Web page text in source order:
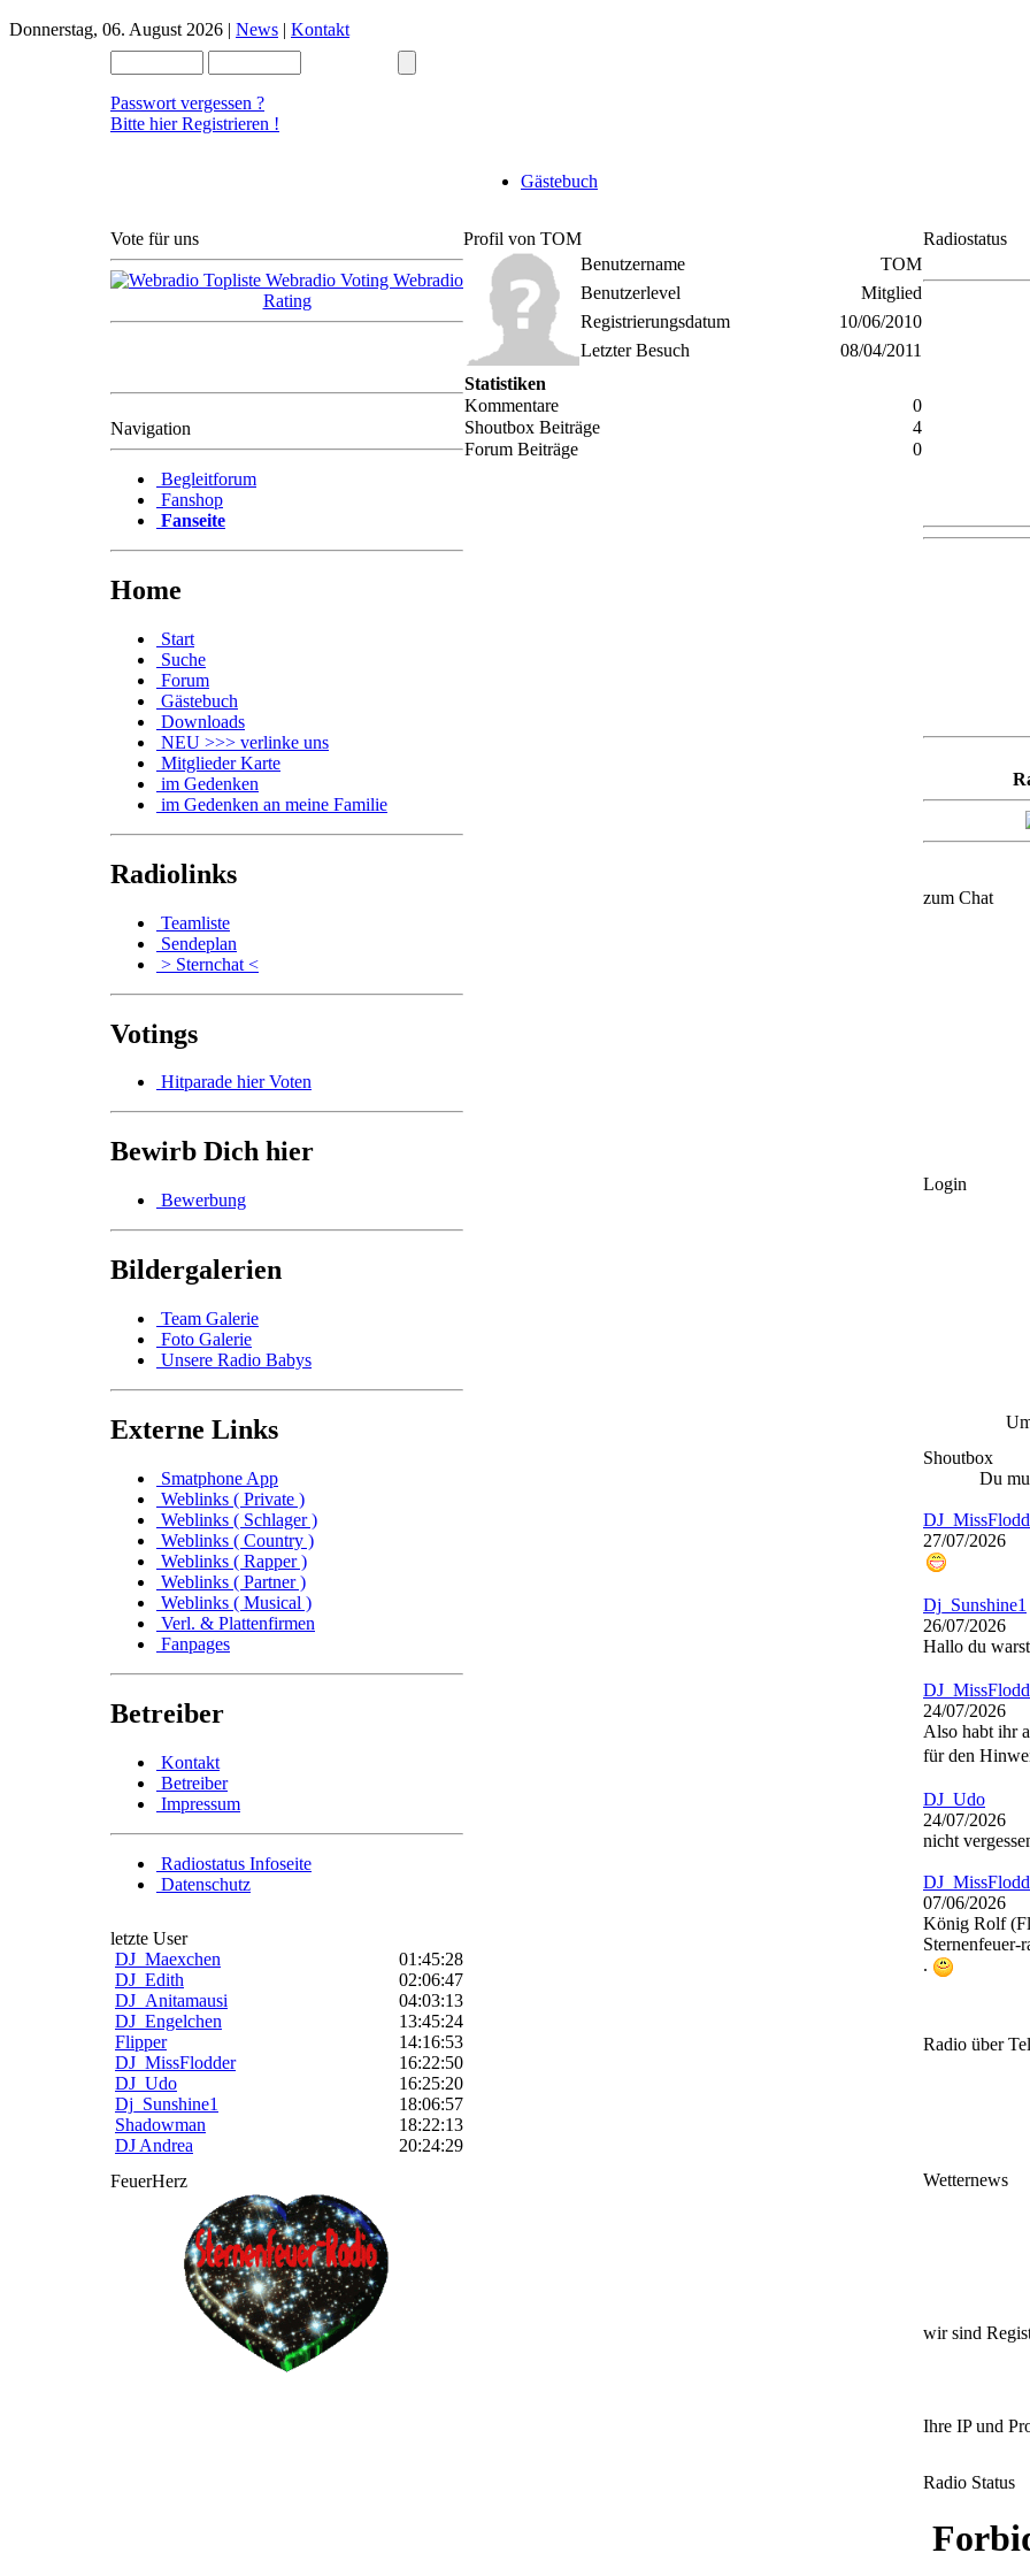
Donnerstag, 06. August 2026 | News | Kontakt
Passwort vergessen ?
Bitte hier Registrieren !
Gästebuch
Vote für uns
Navigation
Begleitforum
Fanshop
Fanseite
Home
Start
Suche
Forum
Gästebuch
Downloads
NEU >>> verlinke uns
Mitglieder Karte
im Gedenken
im Gedenken an meine Familie
Radiolinks
Teamliste
Sendeplan
> Sternchat <
Votings
Hitparade hier Voten
Bewirb Dich hier
Bewerbung
Bildergalerien
Team Galerie
Foto Galerie
Unsere Radio Babys
Externe Links
Smatphone App
Weblinks ( Private )
Weblinks ( Schlager )
Weblinks ( Country )
Weblinks ( Rapper )
Weblinks ( Partner )
Weblinks ( Musical )
Verl. & Plattenfirmen
Fanpages
Betreiber
Kontakt
Betreiber
Impressum
Radiostatus Infoseite
Datenschutz
letzte User
DJ_Maexchen
01:45:28
DJ_Edith
02:06:47
DJ_Anitamausi
04:03:13
DJ_Engelchen
13:45:24
Flipper
14:16:53
DJ_MissFlodder
16:22:50
DJ_Udo
16:25:20
Dj_Sunshine1
18:06:57
Shadowman
18:22:13
DJ Andrea
20:24:29
FeuerHerz
Profil von TOM
Benutzername
TOM
Benutzerlevel
Mitglied
Registrierungsdatum
10/06/2010
Letzter Besuch
08/04/2011
Statistiken
Kommentare
0
Shoutbox Beiträge
4
Forum Beiträge
0
Radiostatus
zum Chat
Login
Shoutbox
Du
27/07/2026
Dj_Sunshine1
26/07/2026
Hallo du
24/07/2026
Also habt ihr
für den
DJ_Udo
24/07/2026
nicht
07/06/2026
König Rolf
Sternenfeuer-
.
Radio über
Wetternews
wir sind
Ihre IP und
Radio Status